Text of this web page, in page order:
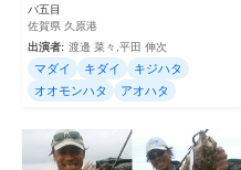
バ五目
佐賀県 久原港
出演者: 渡邊 菜々,平田 伸次
マダイ キダイ
キジハタ
オオモンハタ
アオハタ